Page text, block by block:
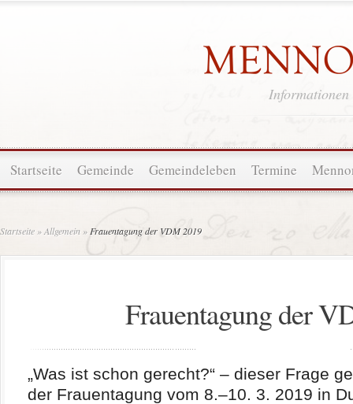
Startseite Gemeinde Gemeindeleben Termine
Startseite »Allgemein » Frauentagung der VDM 2019
Frauentagung der
„Was ist schon gerecht?“ – dieser Frage
der Frauentagung vom 8.–10. 3. 2019 in